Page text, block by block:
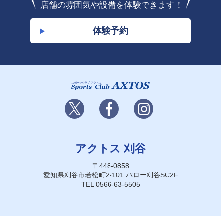
店舗の雰囲気や設備を体験できます！
体験予約
アクトス 刈谷
〒448-0858
愛知県刈谷市若松町2-101 バロー刈谷SC2F
TEL 0566-63-5505